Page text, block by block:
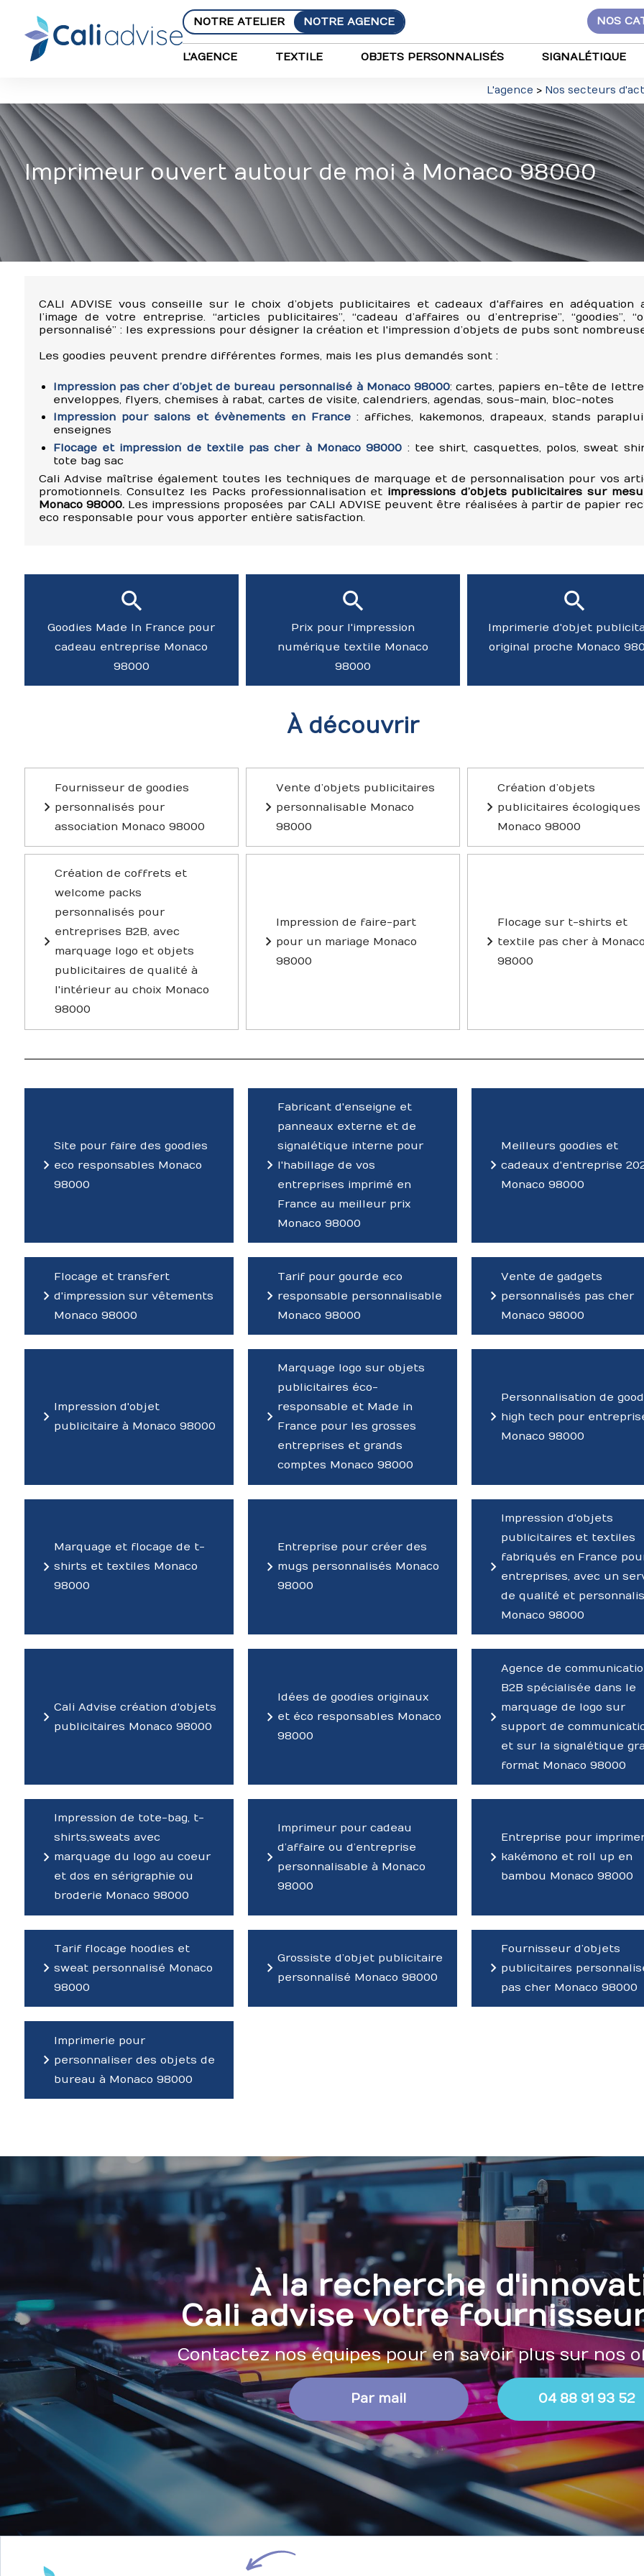
NOTRE ATELIER NOTRE AGENCE NOS
L'AGENCE TEXTILE OBJETS PERSONNALISÉS SIGNALÉTIQUE
L'agence > Nos secteurs
Imprimeur ouvert autour de moi à Monaco 98000
CALI ADVISE vous conseille sur le choix d’objets publicitaires et cadeaux d'affaires en adéquation
l’image de votre entreprise. “articles publicitaires”, “cadeau d’affaires ou d’entreprise”, “goodies”,
personnalisé” : les expressions pour désigner la création et l'impression d’objets de pubs sont
Les goodies peuvent prendre différentes formes, mais les plus demandés sont :
Impression pas cher d’objet de bureau personnalisé à Monaco 98000: cartes, papiers en-tête de
enveloppes, flyers, chemises à rabat, cartes de visite, calendriers, agendas, sous-main, bloc-notes
Impression pour salons et évènements en France: affiches, kakemonos, drapeaux, stands
enseignes
Flocage et impression de textile pas cher à Monaco 98000 : tee shirt, casquettes, polos, sweat
tote bag sac
Cali Advise maîtrise également toutes les techniques de marquage et de personnalisation pour vos
promotionnels. Consultez les Packs professionnalisation et impressions d’objets publicitaires sur
Monaco 98000.Les impressions proposées par CALI ADVISE peuvent être réalisées à partir de papier
eco responsable pour vous apporter entière satisfaction.
Goodies Made In France pour
cadeau entreprise Monaco
98000
Prix pour l'impression
numérique textile Monaco
98000
Imprimerie d'objet
original proche Monaco
À découvrir
Fournisseur de goodies
personnalisés pour
association Monaco 98000
Vente d’objets publicitaires
personnalisable Monaco
98000
Création d’objets
publicitaires écologiques
Monaco 98000
Création de coffrets et
welcome packs
personnalisés pour
entreprises B2B, avec
marquage logo et objets
publicitaires de qualité à
l'intérieur au choix Monaco
98000
Impression de faire-part
pour un mariage Monaco
98000
Flocage sur t-shirts et
textile pas cher à
98000
Site pour faire des goodies
eco responsables Monaco
98000
Fabricant d'enseigne et
panneaux externe et de
signalétique interne pour
l'habillage de vos
entreprises imprimé en
France au meilleur prix
Monaco 98000
Meilleurs goodies et
cadeaux d'entreprise
Monaco 98000
Flocage et transfert
d'impression sur vêtements
Monaco 98000
Tarif pour gourde eco
responsable personnalisable
Monaco 98000
Vente de gadgets
personnalisés pas cher
Monaco 98000
Impression d'objet
publicitaire à Monaco 98000
Marquage logo sur objets
publicitaires éco-
responsable et Made in
France pour les grosses
entreprises et grands
comptes Monaco 98000
Personnalisation de
high tech pour
Monaco 98000
Marquage et flocage de t-
shirts et textiles Monaco
98000
Entreprise pour créer des
mugs personnalisés Monaco
98000
Impression d'objets
publicitaires et textiles
fabriqués en France
entreprises, avec un
de qualité et
Monaco 98000
Cali Advise création d'objets
publicitaires Monaco 98000
Idées de goodies originaux
et éco responsables Monaco
98000
Agence de
B2B spécialisée dans le
marquage de logo sur
support de
et sur la signalétique
format Monaco 98000
Impression de tote-bag, t-
shirts,sweats avec
marquage du logo au coeur
et dos en sérigraphie ou
broderie Monaco 98000
Imprimeur pour cadeau
d’affaire ou d’entreprise
personnalisable à Monaco
98000
Entreprise pour
kakémono et roll up en
bambou Monaco 98000
Tarif flocage hoodies et
sweat personnalisé Monaco
98000
Grossiste d’objet publicitaire
personnalisé Monaco 98000
Fournisseur d’objets
publicitaires
pas cher Monaco 98000
Imprimerie pour
personnaliser des objets de
bureau à Monaco 98000
À la recherche
Cali advise votre
Contactez nos équipes pour en savoir plus sur nos
Par mail 04 88 91 93 52